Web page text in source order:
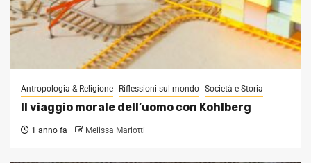
Antropologia & Religione Riflessioni sul mondo Società e Storia
Il viaggio morale dell’uomo con Kohlberg
1 anno fa Melissa Mariotti